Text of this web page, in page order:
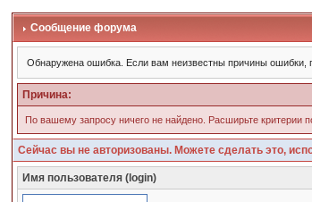
Сообщение форума
Обнаружена ошибка. Если вам неизвестны причины ошибки,
Причина:
По вашему запросу ничего не найдено. Расширьте критерии
Сейчас вы не авторизованы. Можете сделать это,
Имя пользователя (login)